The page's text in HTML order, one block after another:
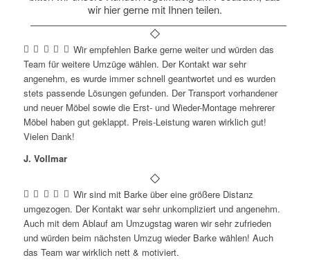
wir hier gerne mit Ihnen teilen.
Wir empfehlen Barke gerne weiter und würden das
Team für weitere Umzüge wählen. Der Kontakt war sehr
angenehm, es wurde immer schnell geantwortet und es wurden
stets passende Lösungen gefunden. Der Transport vorhandener
und neuer Möbel sowie die Erst- und Wieder-Montage mehrerer
Möbel haben gut geklappt. Preis-Leistung waren wirklich gut!
Vielen Dank!
J. Vollmar
Wir sind mit Barke über eine größere Distanz
umgezogen. Der Kontakt war sehr unkompliziert und angenehm.
Auch mit dem Ablauf am Umzugstag waren wir sehr zufrieden
und würden beim nächsten Umzug wieder Barke wählen! Auch
das Team war wirklich nett & motiviert.